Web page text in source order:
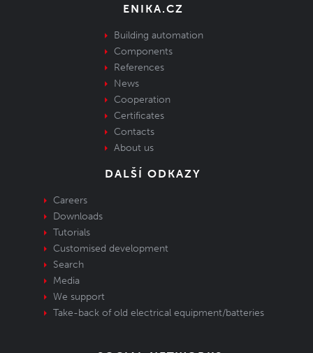
ENIKA.CZ
Building automation
Components
References
News
Cooperation
Certificates
Contacts
About us
DALŠÍ ODKAZY
Careers
Downloads
Tutorials
Customised development
Search
Media
We support
Take-back of old electrical equipment/batteries